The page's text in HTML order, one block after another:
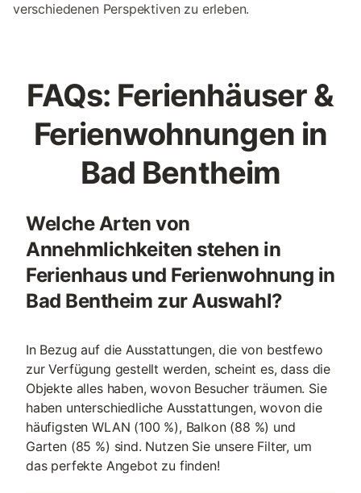
verschiedenen Perspektiven zu erleben.
FAQs: Ferienhäuser &
Ferienwohnungen in
Bad Bentheim
Welche Arten von
Annehmlichkeiten stehen in
Ferienhaus und Ferienwohnung in
Bad Bentheim zur Auswahl?
In Bezug auf die Ausstattungen, die von bestfewo
zur Verfügung gestellt werden, scheint es, dass die
Objekte alles haben, wovon Besucher träumen. Sie
haben unterschiedliche Ausstattungen, wovon die
häufigsten WLAN (100 %), Balkon (88 %) und
Garten (85 %) sind. Nutzen Sie unsere Filter, um
das perfekte Angebot zu finden!